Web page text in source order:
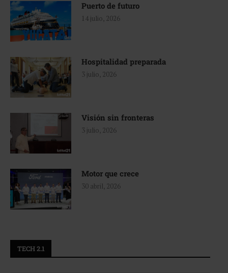
Puerto de futuro
14 julio, 2026
Hospitalidad preparada
3 julio, 2026
Visión sin fronteras
3 julio, 2026
Motor que crece
30 abril, 2026
TECH 2.1